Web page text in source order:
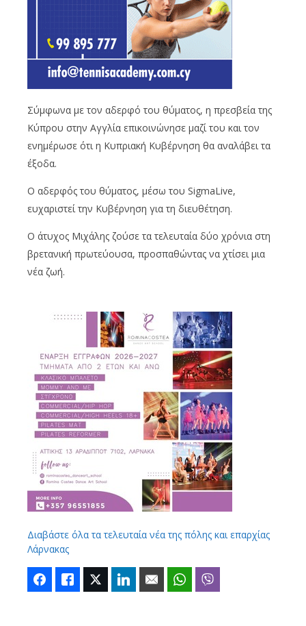
Σύμφωνα με τον αδερφό του θύματος, η πρεσβεία της
Κύπρου στην Αγγλία επικοινώνησε μαζί του και τον
ενημέρωσε ότι η Κυπριακή Κυβέρνηση θα αναλάβει τα
έξοδα.
Ο αδερφός του θύματος, μέσω του SigmaLive,
ευχαριστεί την Κυβέρνηση για τη διευθέτηση.
Ο άτυχος Μιχάλης ζούσε τα τελευταία δύο χρόνια στη
βρετανική πρωτεύουσα, προσπαθώντας να χτίσει μια
νέα ζωή.
Διαβάστε όλα τα τελευταία νέα της πόλης και επαρχίας
Λάρνακας
FacebookLike Twitter LinkedIn Email WhatsApp